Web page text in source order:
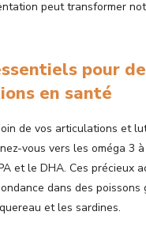
peut transformer
pour
en santé
de vos articulations et
vous vers les oméga 3
et le DHA. Ces précieux
dans des poissons
et les sardines.